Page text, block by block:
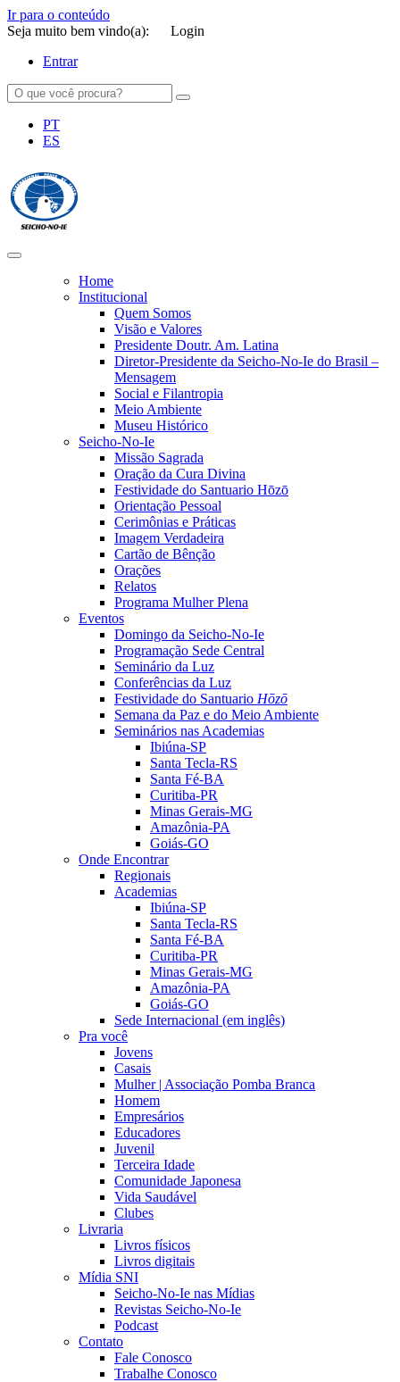
Ir para o conteúdo
Seja muito bem vindo(a):
Login
Entrar
PT
ES
Home
Institucional
Quem Somos
Visão e Valores
Presidente Doutr. Am. Latina
Diretor-Presidente da Seicho-No-Ie do Brasil –
Mensagem
Social e Filantropia
Meio Ambiente
Museu Histórico
Seicho-No-Ie
Missão Sagrada
Oração da Cura Divina
Festividade do Santuario Hōzō
Orientação Pessoal
Cerimônias e Práticas
Imagem Verdadeira
Cartão de Bênção
Orações
Relatos
Programa Mulher Plena
Eventos
Domingo da Seicho-No-Ie
Programação Sede Central
Seminário da Luz
Conferências da Luz
Festividade do Santuario Hōzō
Semana da Paz e do Meio Ambiente
Seminários nas Academias
Ibiúna-SP
Santa Tecla-RS
Santa Fé-BA
Curitiba-PR
Minas Gerais-MG
Amazônia-PA
Goiás-GO
Onde Encontrar
Regionais
Academias
Ibiúna-SP
Santa Tecla-RS
Santa Fé-BA
Curitiba-PR
Minas Gerais-MG
Amazônia-PA
Goiás-GO
Sede Internacional (em inglês)
Pra você
Jovens
Casais
Mulher | Associação Pomba Branca
Homem
Empresários
Educadores
Juvenil
Terceira Idade
Comunidade Japonesa
Vida Saudável
Clubes
Livraria
Livros físicos
Livros digitais
Mídia SNI
Seicho-No-Ie nas Mídias
Revistas Seicho-No-Ie
Podcast
Contato
Fale Conosco
Trabalhe Conosco